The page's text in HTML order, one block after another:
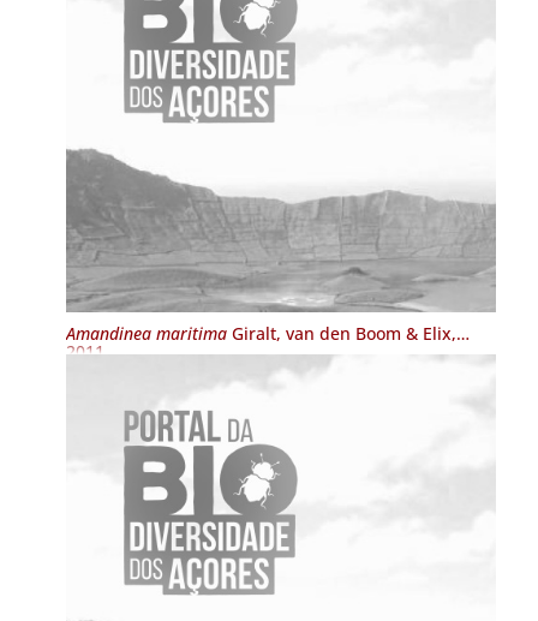
Amandinea maritimaGiralt, van den Boom & Elix,
2011